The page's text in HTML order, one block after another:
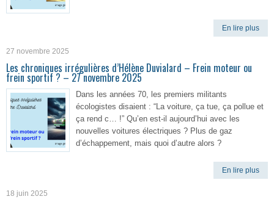
En lire plus
27 novembre 2025
Les chroniques irrégulières d’Hélène Duvialard – Frein moteur ou
frein sportif ? – 27 novembre 2025
Dans les années 70, les premiers militants
écologistes disaient : “La voiture, ça tue, ça pollue et
ça rend c… !” Qu’en est-il aujourd’hui avec les
nouvelles voitures électriques ? Plus de gaz
d’échappement, mais quoi d’autre alors ?
En lire plus
18 juin 2025